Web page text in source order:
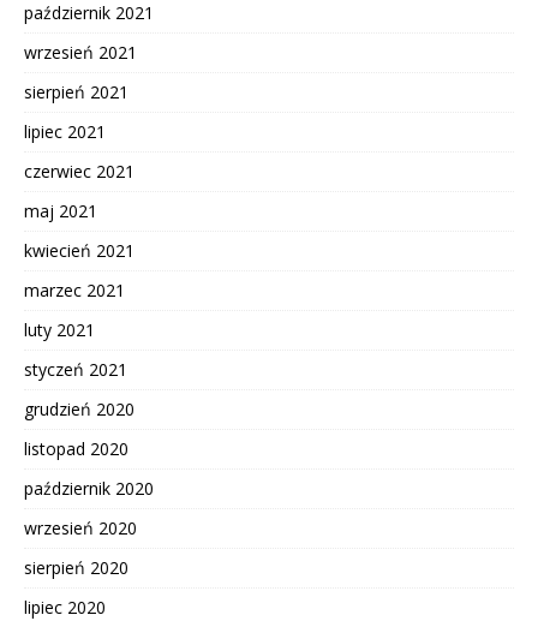
październik 2021
wrzesień 2021
sierpień 2021
lipiec 2021
czerwiec 2021
maj 2021
kwiecień 2021
marzec 2021
luty 2021
styczeń 2021
grudzień 2020
listopad 2020
październik 2020
wrzesień 2020
sierpień 2020
lipiec 2020